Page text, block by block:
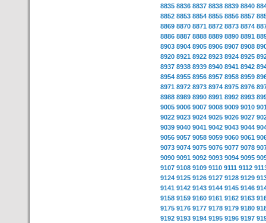
8835 8836 8837 8838 8839 8840
8852 8853 8854 8855 8856 8857
8869 8870 8871 8872 8873 8874
8886 8887 8888 8889 8890 8891
8903 8904 8905 8906 8907 8908
8920 8921 8922 8923 8924 8925
8937 8938 8939 8940 8941 8942
8954 8955 8956 8957 8958 8959
8971 8972 8973 8974 8975 8976
8988 8989 8990 8991 8992 8993
9005 9006 9007 9008 9009 9010
9022 9023 9024 9025 9026 9027
9039 9040 9041 9042 9043 9044
9056 9057 9058 9059 9060 9061
9073 9074 9075 9076 9077 9078
9090 9091 9092 9093 9094 9095
9107 9108 9109 9110 9111 9112
9124 9125 9126 9127 9128 9129
9141 9142 9143 9144 9145 9146
9158 9159 9160 9161 9162 9163
9175 9176 9177 9178 9179 9180
9192 9193 9194 9195 9196 9197